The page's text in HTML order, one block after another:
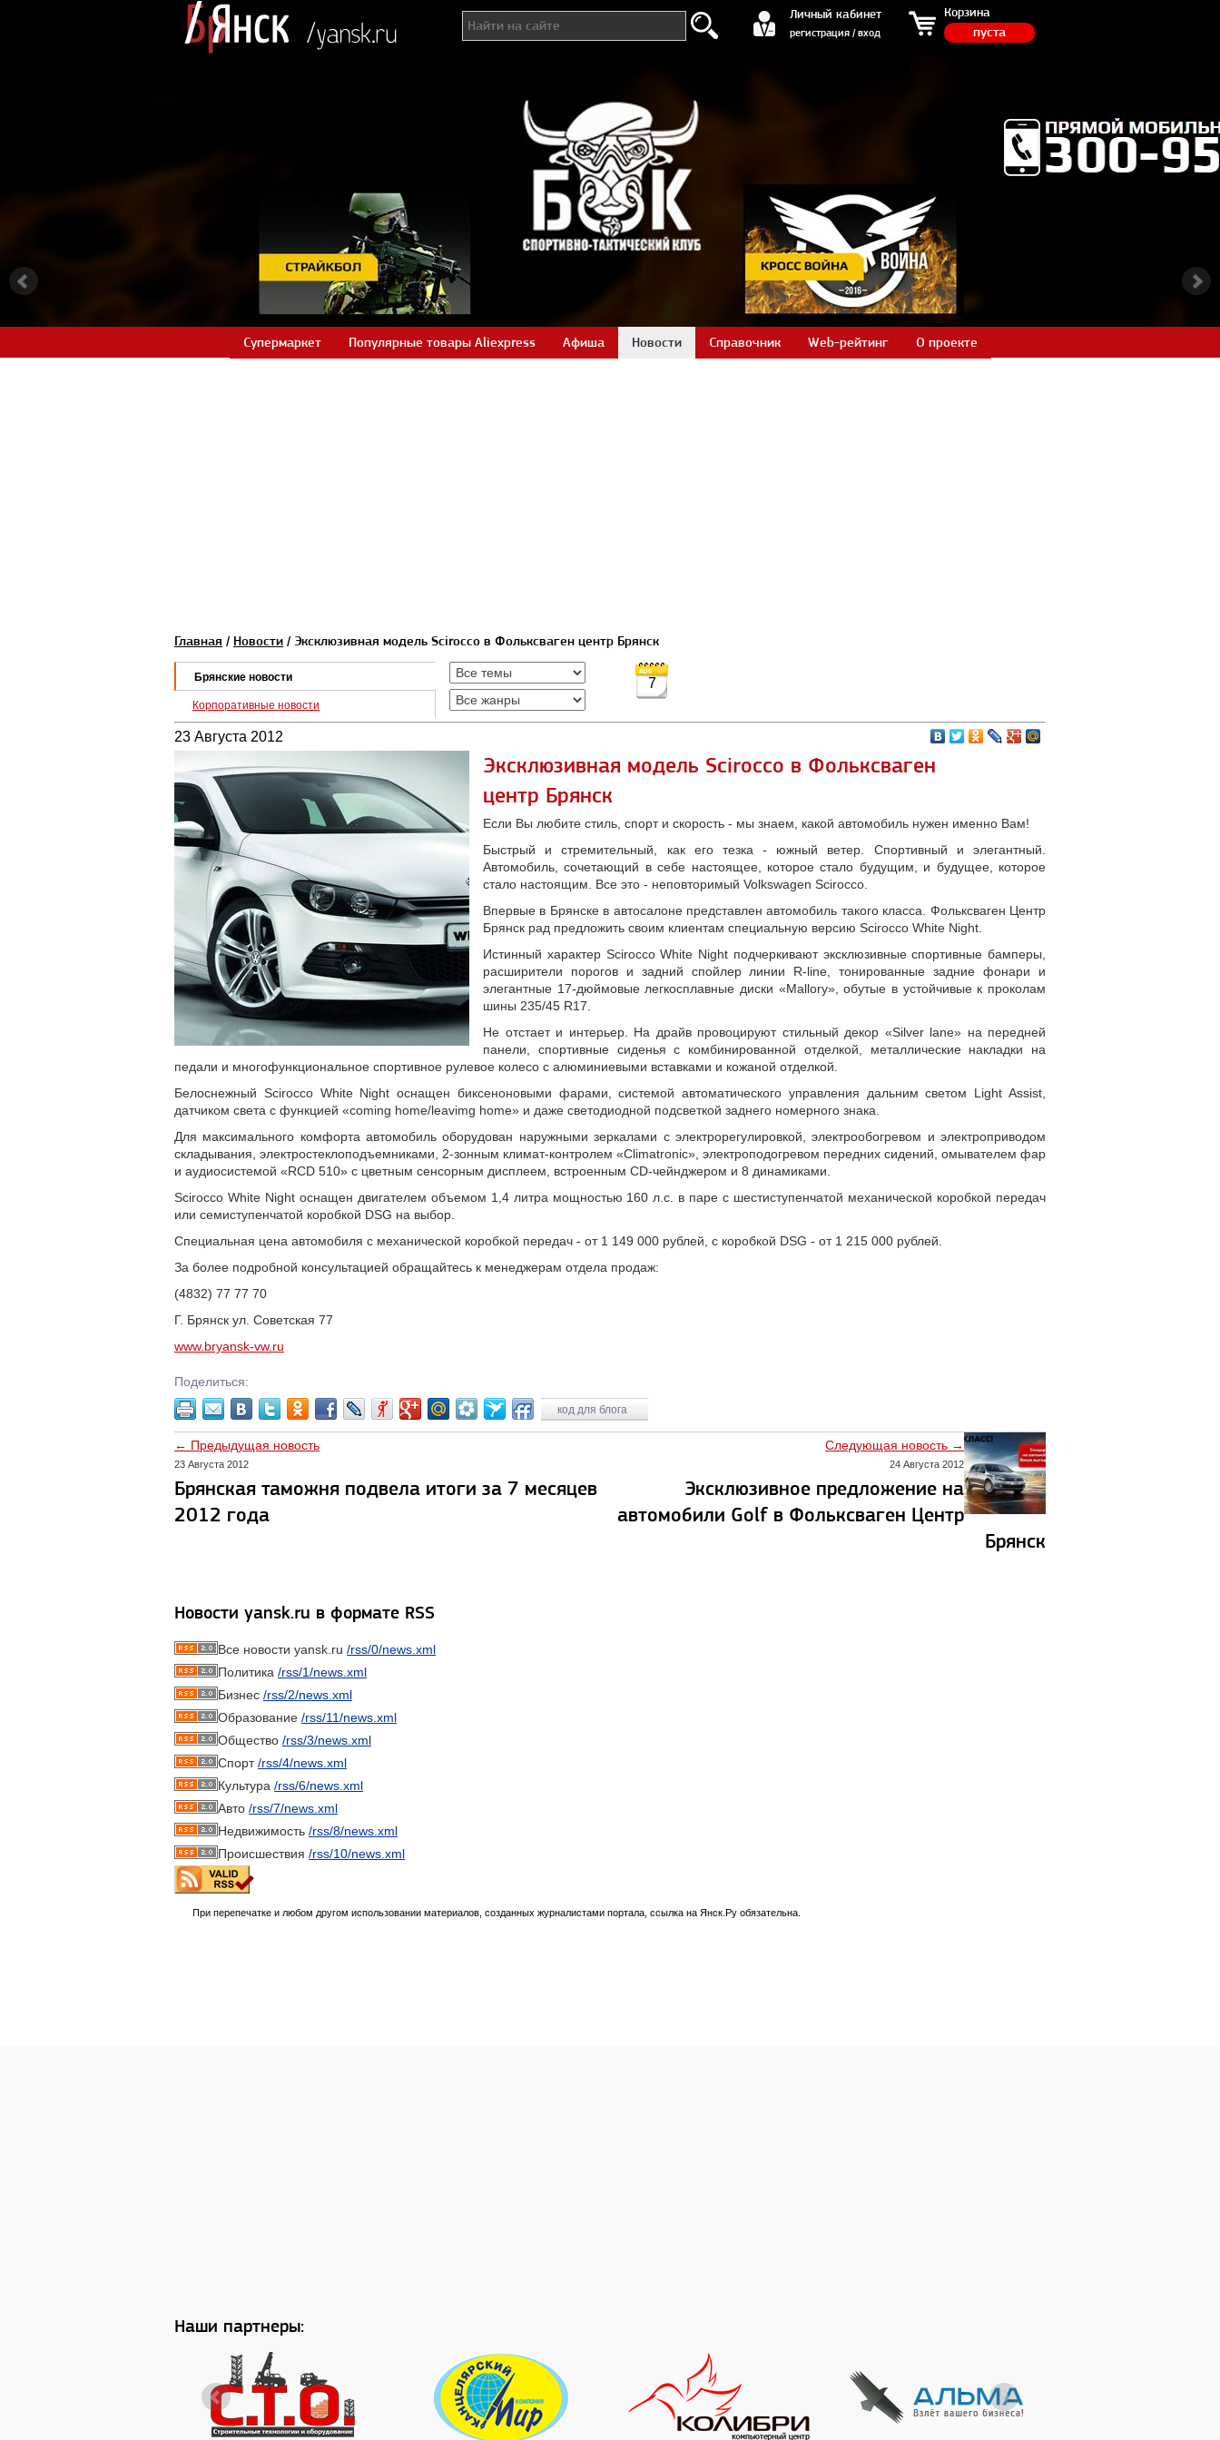
Личный кабинет
регистрация / вход
регистрация / вход Корзина
пуста
Супермаркет Популярные товары Aliexpress Афиша Новости Справочник Web-рейтинг О проекте
Главная / Новости / Эксклюзивная модель Scirocco в Фольксваген центр Брянск
Брянские новости
Корпоративные новости
7
23 Августа 2012
Эксклюзивная модель Scirocco в Фольксваген
центр Брянск
Если Вы любите стиль, спорт и скорость - мы знаем, какой автомобиль нужен именно Вам!
Быстрый и стремительный, как его тезка - южный ветер. Спортивный и элегантный.
Автомобиль, сочетающий в себе настоящее, которое стало будущим, и будущее, которое
стало настоящим. Все это - неповторимый Volkswagen Scirocco.
Впервые в Брянске в автосалоне представлен автомобиль такого класса. Фольксваген Центр
Брянск рад предложить своим клиентам специальную версию Scirocco White Night.
Истинный характер Scirocco White Night подчеркивают эксклюзивные спортивные бамперы,
расширители порогов и задний спойлер линии R-line, тонированные задние фонари и
элегантные 17-дюймовые легкосплавные диски «Mallory», обутые в устойчивые к проколам
шины 235/45 R17.
Не отстает и интерьер. На драйв провоцируют стильный декор «Silver lane» на передней
панели, спортивные сиденья с комбинированной отделкой, металлические накладки на
педали и многофункциональное спортивное рулевое колесо с алюминиевыми вставками и кожаной отделкой.
Белоснежный Scirocco White Night оснащен биксеноновыми фарами, системой автоматического управления дальним светом Light Assist,
датчиком света с функцией «coming home/leavimg home» и даже светодиодной подсветкой заднего номерного знака.
Для максимального комфорта автомобиль оборудован наружными зеркалами с электрорегулировкой, электрообогревом и электроприводом
складывания, электростеклоподъемниками, 2-зонным климат-контролем «Climatronic», электроподогревом передних сидений, омывателем фар
и аудиосистемой «RCD 510» с цветным сенсорным дисплеем, встроенным CD-чейнджером и 8 динамиками.
Scirocco White Night оснащен двигателем объемом 1,4 литра мощностью 160 л.с. в паре с шестиступенчатой механической коробкой передач
или семиступенчатой коробкой DSG на выбор.
Специальная цена автомобиля с механической коробкой передач - от 1 149 000 рублей, с коробкой DSG - от 1 215 000 рублей.
За более подробной консультацией обращайтесь к менеджерам отдела продаж:
(4832) 77 77 70
Г. Брянск ул. Советская 77
www.bryansk-vw.ru
Поделиться:
код для блога
← Предыдущая новость
23 Августа 2012
Брянская таможня подвела итоги за 7 месяцев
2012 года
Следующая новость →
24 Августа 2012
Эксклюзивное предложение на
автомобили Golf в Фольксваген Центр
Брянск
Новости yansk.ru в формате RSS
Все новости yansk.ru /rss/0/news.xml
Политика /rss/1/news.xml
Бизнес /rss/2/news.xml
Образование /rss/11/news.xml
Общество /rss/3/news.xml
Спорт/rss/4/news.xml
Культура /rss/6/news.xml
Авто /rss/7/news.xml
Недвижимость /rss/8/news.xml
Происшествия /rss/10/news.xml
При перепечатке и любом другом использовании материалов, созданных журналистами портала, ссылка на Янск.Ру обязательна.
Наши партнеры: